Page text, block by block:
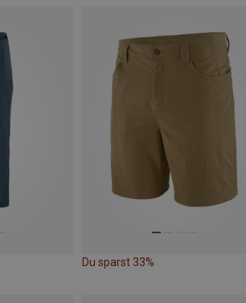
Du sparst 33%